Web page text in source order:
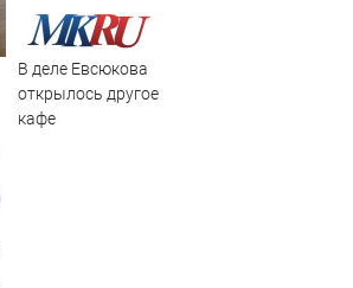
флиртовать, а
одинокие
Водолеи могут
родственную
В деле Евсюкова
открылось другое
кафе